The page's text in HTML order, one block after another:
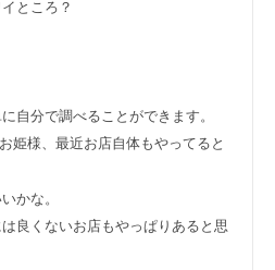
ところ？
姫様、最近お店自体もやってると
かな。
良くないお店もやっぱりあると思